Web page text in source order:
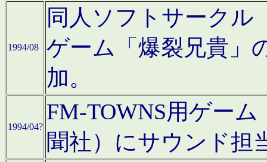
1994/08
同人ソフトサークル
ゲーム「爆裂兄貴」
加。
1994/04?
FM-TOWNS用ゲー
聞社）にサウンド担